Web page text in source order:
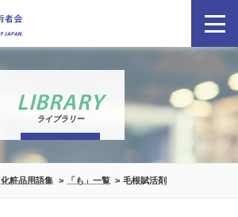
LIBRARY
ライブラリー
化粧品用語集 「も」一覧 毛根賦活剤